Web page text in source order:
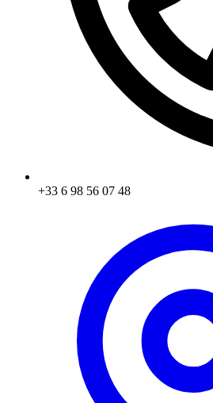
+33 6 98 56 07 48